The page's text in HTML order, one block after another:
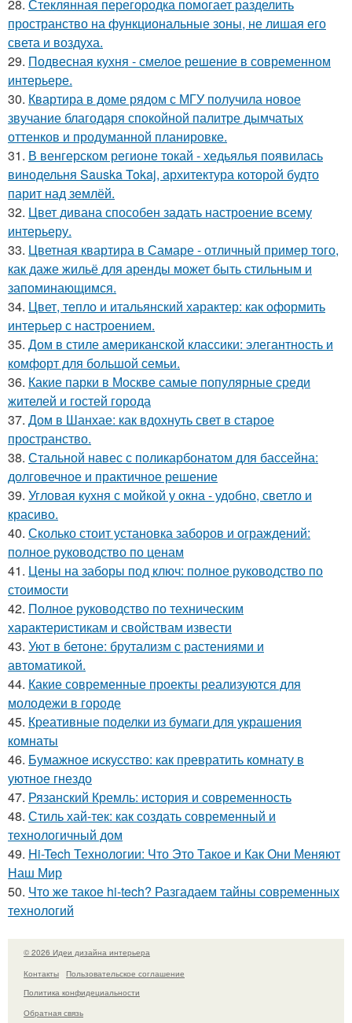
28. Стеклянная перегородка помогает разделить
пространство на функциональные зоны, не лишая его
света и воздуха.
29. Подвесная кухня - смелое решение в современном
интерьере.
30. Квартира в доме рядом с МГУ получила новое
звучание благодаря спокойной палитре дымчатых
оттенков и продуманной планировке.
31. В венгерском регионе токай - хедьялья появилась
винодельня Sauska Tokaj, архитектура которой будто
парит над землёй.
32. Цвет дивана способен задать настроение всему
интерьеру.
33. Цветная квартира в Самаре - отличный пример того,
как даже жильё для аренды может быть стильным и
запоминающимся.
34. Цвет, тепло и итальянский характер: как оформить
интерьер с настроением.
35. Дом в стиле американской классики: элегантность и
комфорт для большой семьи.
36. Какие парки в Москве самые популярные среди
жителей и гостей города
37. Дом в Шанхае: как вдохнуть свет в старое
пространство.
38. Стальной навес с поликарбонатом для бассейна:
долговечное и практичное решение
39. Угловая кухня с мойкой у окна - удобно, светло и
красиво.
40. Сколько стоит установка заборов и ограждений:
полное руководство по ценам
41. Цены на заборы под ключ: полное руководство по
стоимости
42. Полное руководство по техническим
характеристикам и свойствам извести
43. Уют в бетоне: брутализм с растениями и
автоматикой.
44. Какие современные проекты реализуются для
молодежи в городе
45. Креативные поделки из бумаги для украшения
комнаты
46. Бумажное искусство: как превратить комнату в
уютное гнездо
47. Рязанский Кремль: история и современность
48. Стиль хай-тек: как создать современный и
технологичный дом
49. Hi-Tech Технологии: Что Это Такое и Как Они Меняют
Наш Мир
50. Что же такое hi-tech? Разгадаем тайны современных
технологий
© 2026 Идеи дизайна интерьера
Контакты
Пользовательское соглашение
Политика конфидециальности
Обратная связь